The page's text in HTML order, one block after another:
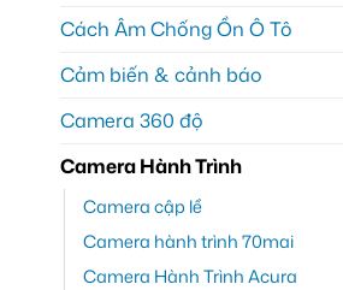
Cách Âm Chống Ồn Ô Tô
Cảm biến & cảnh báo
Camera 360 độ
Camera Hành Trình
Camera cập lề
Camera hành trình 70mai
Camera Hành Trình Acura